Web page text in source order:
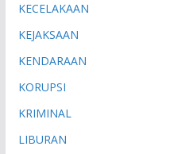
KECELAKAAN
KEJAKSAAN
KENDARAAN
KORUPSI
KRIMINAL
LIBURAN